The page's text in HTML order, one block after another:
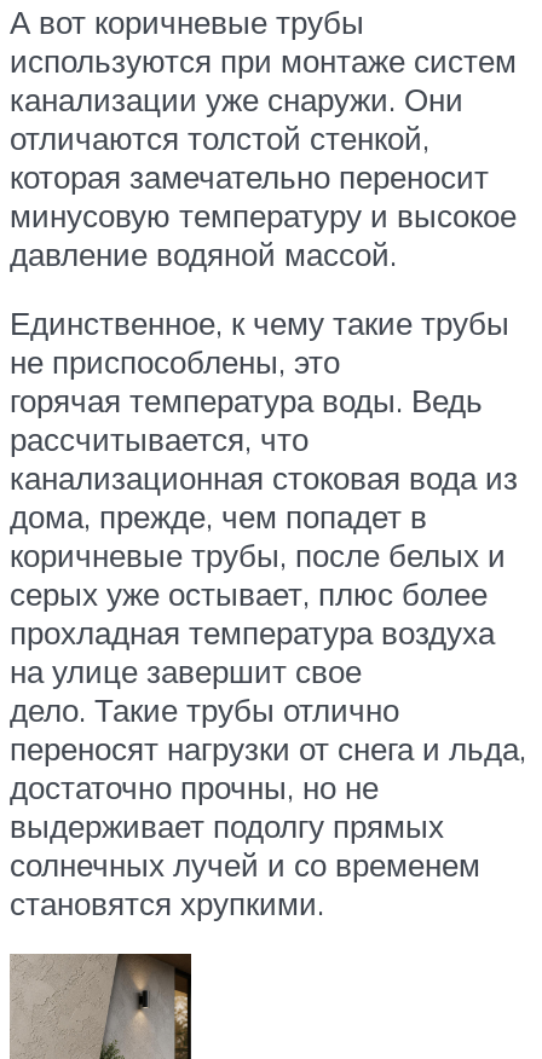
А вот коричневые трубы
используются при монтаже систем
канализации уже снаружи. Они
отличаются толстой стенкой,
которая замечательно переносит
минусовую температуру и высокое
давление водяной массой.
Единственное, к чему такие трубы
не приспособлены, это
горячая температура воды. Ведь
рассчитывается, что
канализационная стоковая вода из
дома, прежде, чем попадет в
коричневые трубы, после белых и
серых уже остывает, плюс более
прохладная температура воздуха
на улице завершит свое
дело. Такие трубы отлично
переносят нагрузки от снега и льда,
достаточно прочны, но не
выдерживает подолгу прямых
солнечных лучей и со временем
становятся хрупкими.